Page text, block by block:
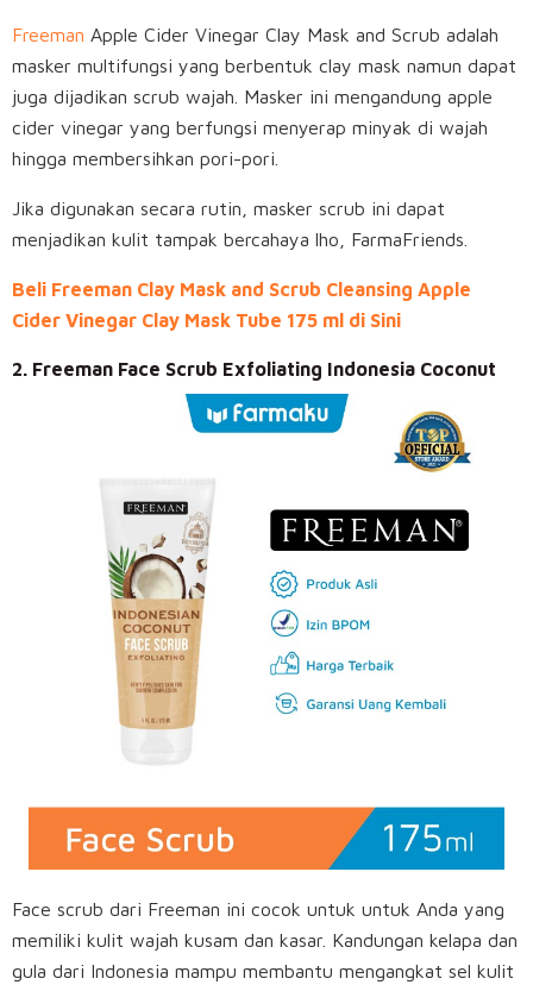
Freeman Apple Cider Vinegar Clay Mask and Scrub adalah
masker multifungsi yang berbentuk clay mask namun dapat
juga dijadikan scrub wajah. Masker ini mengandung apple
cider vinegar yang berfungsi menyerap minyak di wajah
hingga membersihkan pori-pori.
Jika digunakan secara rutin, masker scrub ini dapat
menjadikan kulit tampak bercahaya lho, FarmaFriends.
Beli Freeman Clay Mask and Scrub Cleansing Apple
Cider Vinegar Clay Mask Tube 175 ml di Sini
2. Freeman Face Scrub Exfoliating Indonesia Coconut
Face scrub dari Freeman ini cocok untuk untuk Anda yang
memiliki kulit wajah kusam dan kasar. Kandungan kelapa dan
gula dari Indonesia mampu membantu mengangkat sel kulit